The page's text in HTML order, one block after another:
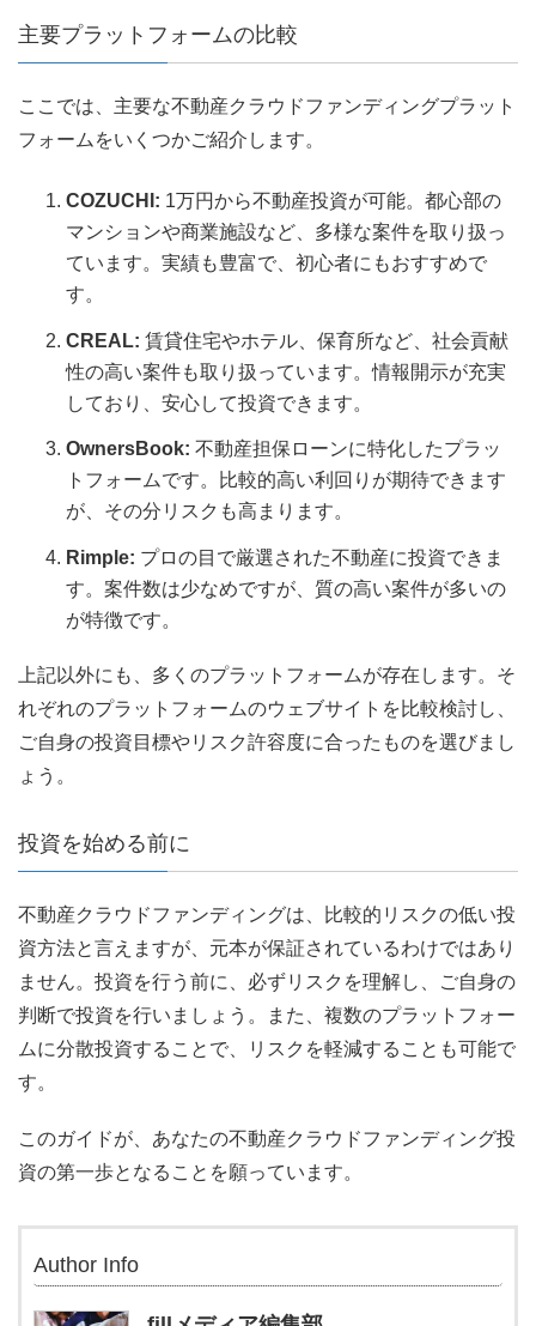
主要プラットフォームの比較
ここでは、主要な不動産クラウドファンディングプラット
フォームをいくつかご紹介します。
COZUCHI: 1万円から不動産投資が可能。都心部の
マンションや商業施設など、多様な案件を取り扱っ
ています。実績も豊富で、初心者にもおすすめで
す。
CREAL: 賃貸住宅やホテル、保育所など、社会貢献
性の高い案件も取り扱っています。情報開示が充実
しており、安心して投資できます。
OwnersBook: 不動産担保ローンに特化したプラッ
トフォームです。比較的高い利回りが期待できます
が、その分リスクも高まります。
Rimple: プロの目で厳選された不動産に投資できま
す。案件数は少なめですが、質の高い案件が多いの
が特徴です。
上記以外にも、多くのプラットフォームが存在します。そ
れぞれのプラットフォームのウェブサイトを比較検討し、
ご自身の投資目標やリスク許容度に合ったものを選びまし
ょう。
投資を始める前に
不動産クラウドファンディングは、比較的リスクの低い投
資方法と言えますが、元本が保証されているわけではあり
ません。投資を行う前に、必ずリスクを理解し、ご自身の
判断で投資を行いましょう。また、複数のプラットフォー
ムに分散投資することで、リスクを軽減することも可能で
す。
このガイドが、あなたの不動産クラウドファンディング投
資の第一歩となることを願っています。
Author Info